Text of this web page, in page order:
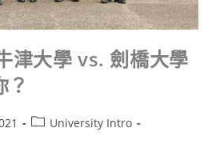
津大學 vs. 劍橋大學
？
University Intro